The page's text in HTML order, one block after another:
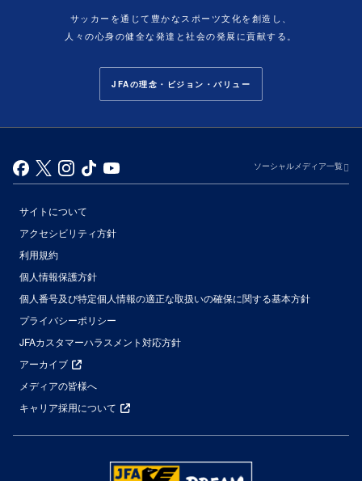
サッカーを通じて豊かなスポーツ文化を創造し、
人々の心身の健全な発達と社会の発展に貢献する。
JFAの理念・ビジョン・バリュー
ソーシャルメディア一覧
サイトについて
アクセシビリティ方針
利用規約
個人情報保護方針
個人番号及び特定個人情報の適正な取扱いの確保に関する基本方針
プライバシーポリシー
JFAカスタマーハラスメント対応方針
アーカイブ
メディアの皆様へ
キャリア採用について